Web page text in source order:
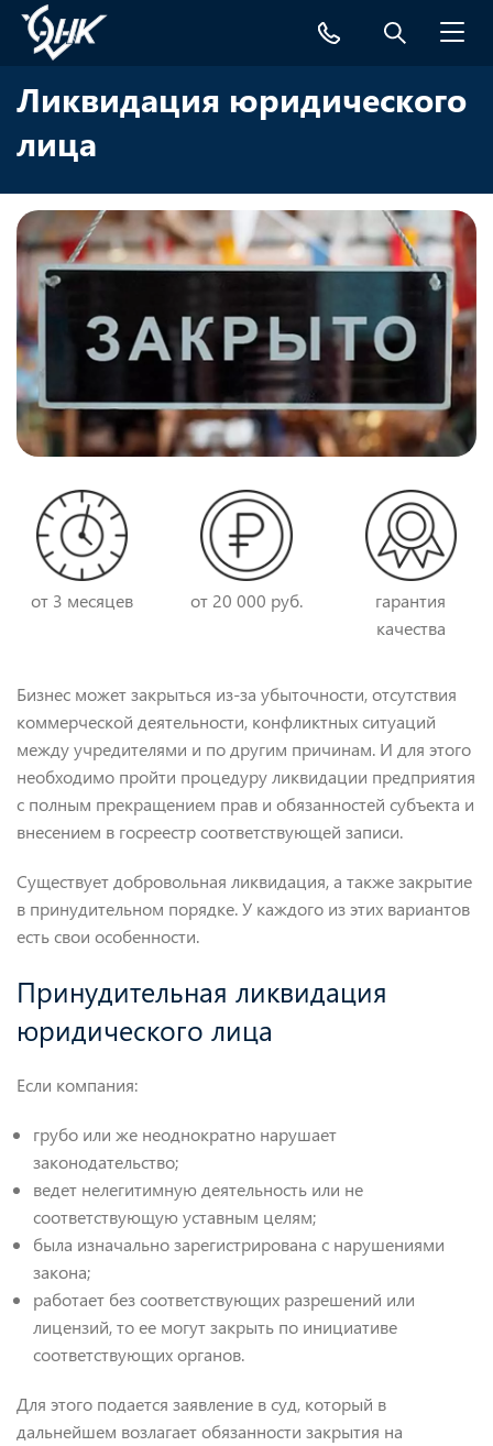
Ликвидация юридического
лица
от 3 месяцев от 20 000 руб.
гарантия
качества
Бизнес может закрыться из-за убыточности, отсутствия
коммерческой деятельности, конфликтных ситуаций
между учредителями и по другим причинам. И для этого
необходимо пройти процедуру ликвидации предприятия
с полным прекращением прав и обязанностей субъекта и
внесением в госреестр соответствующей записи.
Существует добровольная ликвидация, а также закрытие
в принудительном порядке. У каждого из этих вариантов
есть свои особенности.
Принудительная ликвидация
юридического лица
Если компания:
грубо или же неоднократно нарушает
законодательство;
ведет нелегитимную деятельность или не
соответствующую уставным целям;
была изначально зарегистрирована с нарушениями
закона;
работает без соответствующих разрешений или
лицензий, то ее могут закрыть по инициативе
соответствующих органов.
Для этого подается заявление в суд, который в
дальнейшем возлагает обязанности закрытия на